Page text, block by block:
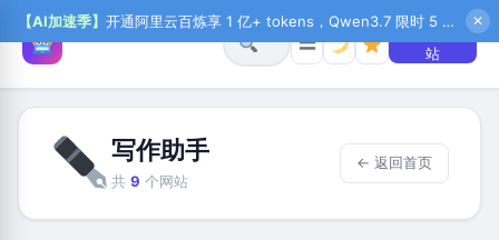
【AI加速季】 开通阿里云百炼享 1 亿+ tokens，Qwen3.7 限时 5 折起，秒悟新注送 1 万积分，加入 OPC 赢百万助力金，QoderWork CN 首月 0 元 ✕
☰
+ 提交网
站
写作助手
共 9 个网站
← 返回首页